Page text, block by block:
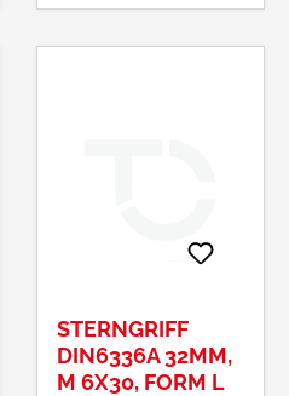
STERNGRIFF
DIN6336A 32MM,
M 6X30, FORM L